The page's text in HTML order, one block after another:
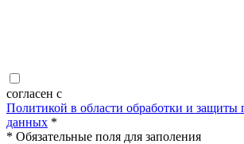
согласен с
Политикой в области обработки и защиты
данных *
* Обязательные поля для заполения